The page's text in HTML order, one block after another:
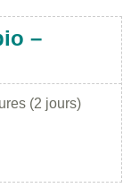
–
(2 jours)